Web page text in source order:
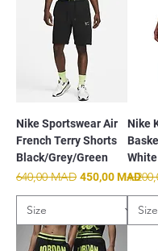
Nike Sportswear Air
French Terry Shorts
Black/Grey/Green
Prix original
640,00 MAD Prix
450,00 MAD
Nike
White
Prix